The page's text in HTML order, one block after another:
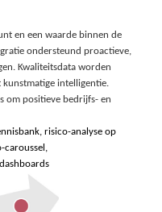
en een waarde binnen de
ondersteund proactieve,
Kwaliteitsdata worden
intelligentie.
om positieve bedrijfs- en
, risico-analyse op
caroussel ,